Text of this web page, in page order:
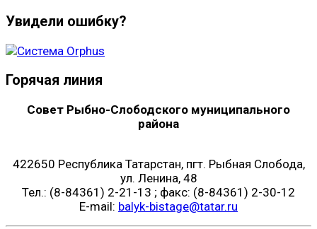
Увидели ошибку?
Горячая линия
Совет Рыбно-Слободского муниципального
района
422650 Республика Татарстан, пгт. Рыбная Слобода,
ул. Ленина, 48
Тел.: (8-84361) 2-21-13 ; факс: (8-84361) 2-30-12
E-mail: balyk-bistage@tatar.ru